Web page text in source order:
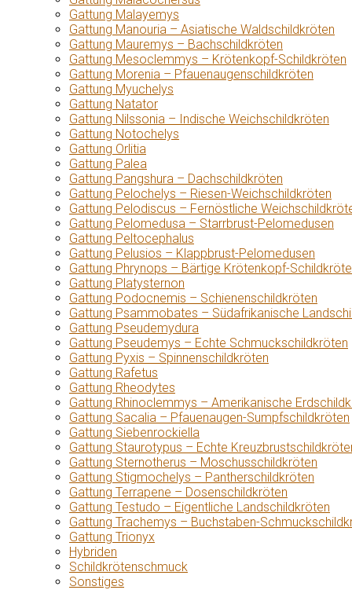
Gattung Malayemys
Gattung Manouria – Asiatische Waldschildkröten
Gattung Mauremys – Bachschildkröten
Gattung Mesoclemmys – Krötenkopf-Schildkröten
Gattung Morenia – Pfauenaugenschildkröten
Gattung Myuchelys
Gattung Natator
Gattung Nilssonia – Indische Weichschildkröten
Gattung Notochelys
Gattung Orlitia
Gattung Palea
Gattung Pangshura – Dachschildkröten
Gattung Pelochelys – Riesen-Weichschildkröten
Gattung Pelodiscus – Fernöstliche
Gattung Pelomedusa – Starrbrust-Pelomedusen
Gattung Peltocephalus
Gattung Pelusios – Klappbrust-Pelomedusen
Gattung Phrynops – Bärtige Krötenkopf-
Gattung Platysternon
Gattung Podocnemis – Schienenschildkröten
Gattung Psammobates – Südafrikanische
Gattung Pseudemydura
Gattung Pseudemys – Echte Schmuckschildkröten
Gattung Pyxis – Spinnenschildkröten
Gattung Rafetus
Gattung Rheodytes
Gattung Rhinoclemmys – Amerikanische
Gattung Sacalia – Pfauenaugen-Sumpfschildkröten
Gattung Siebenrockiella
Gattung Staurotypus – Echte
Gattung Sternotherus – Moschusschildkröten
Gattung Stigmochelys – Pantherschildkröten
Gattung Terrapene – Dosenschildkröten
Gattung Testudo – Eigentliche Landschildkröten
Gattung Trachemys – Buchstaben-
Gattung Trionyx
Hybriden
Schildkrötenschmuck
Sonstiges